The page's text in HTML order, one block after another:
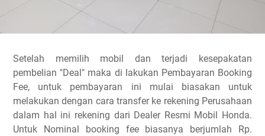
Setelah memilih mobil dan terjadi kesepakatan
pembelian "Deal" maka di lakukan Pembayaran Booking
Fee, untuk pembayaran ini mulai biasakan untuk
melakukan dengan cara transfer ke rekening Perusahaan
dalam hal ini rekening dari Dealer Resmi Mobil Honda.
Untuk Nominal booking fee biasanya berjumlah Rp.